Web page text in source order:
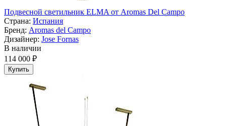
Подвесной светильник ELMA от Aromas Del Campo
Страна: Испания
Бренд: Aromas del Campo
Дизайнер: Jose Fornas
В наличии
114 000 ₽
Купить